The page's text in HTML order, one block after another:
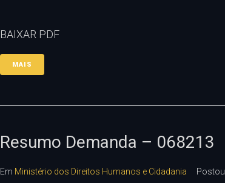
BAIXAR PDF
MAIS
Resumo Demanda – 068213
Em Ministério dos Direitos Humanos e Cidadania Postou